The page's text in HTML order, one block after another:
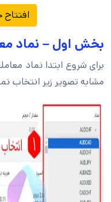
بخش اول – نماد
برای شروع ابتدا نماد
مشابه تصویر زیر انتخاب